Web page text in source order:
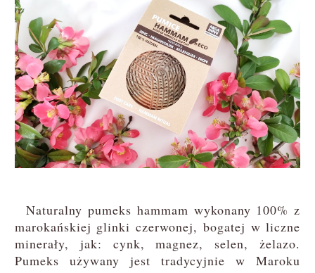
Naturalny pumeks hammam wykonany 100% z
marokańskiej glinki czerwonej, bogatej w liczne
minerały, jak: cynk, magnez, selen, żelazo.
Pumeks używany jest tradycyjnie w Maroku